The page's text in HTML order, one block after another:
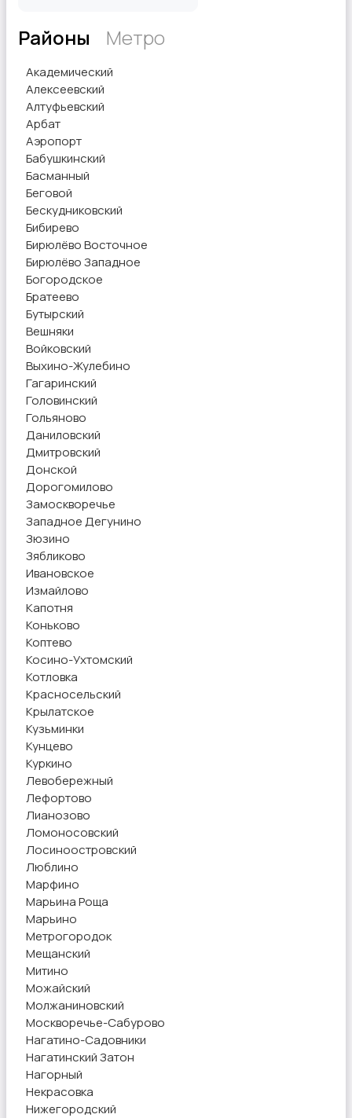
Районы Метро
Академический
Алексеевский
Алтуфьевский
Арбат
Аэропорт
Бабушкинский
Басманный
Беговой
Бескудниковский
Бибирево
Бирюлёво Восточное
Бирюлёво Западное
Богородское
Братеево
Бутырский
Вешняки
Войковский
Выхино-Жулебино
Гагаринский
Головинский
Гольяново
Даниловский
Дмитровский
Донской
Дорогомилово
Замоскворечье
Западное Дегунино
Зюзино
Зябликово
Ивановское
Измайлово
Капотня
Коньково
Коптево
Косино-Ухтомский
Котловка
Красносельский
Крылатское
Кузьминки
Кунцево
Куркино
Левобережный
Лефортово
Лианозово
Ломоносовский
Лосиноостровский
Люблино
Марфино
Марьина Роща
Марьино
Метрогородок
Мещанский
Митино
Можайский
Молжаниновский
Москворечье-Сабурово
Нагатино-Садовники
Нагатинский Затон
Нагорный
Некрасовка
Нижегородский